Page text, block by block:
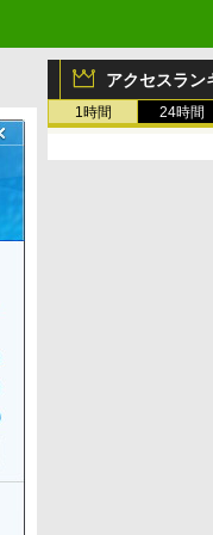
アクセスラン
1時間 24時間